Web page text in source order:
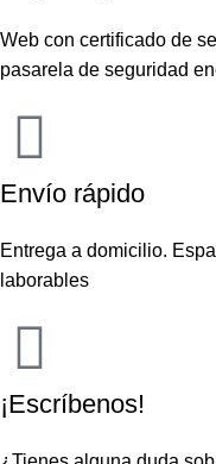
Web con certificado de
pasarela de seguridad
Envío rápido
Entrega a domicilio.
laborables
¡Escríbenos!